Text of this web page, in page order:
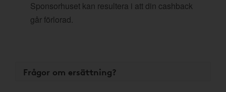
Sponsorhuset kan resultera i att din cashback
går förlorad.
Frågor om ersättning?